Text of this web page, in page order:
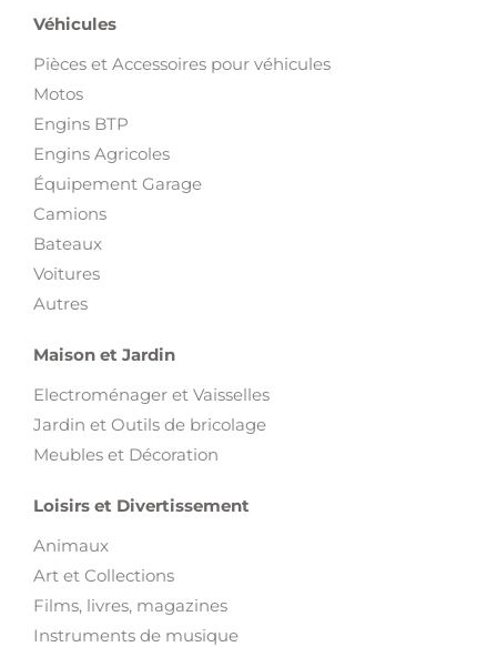
Véhicules
Pièces et Accessoires pour véhicules
Motos
Engins BTP
Engins Agricoles
Équipement Garage
Camions
Bateaux
Voitures
Autres
Maison et Jardin
Electroménager et Vaisselles
Jardin et Outils de bricolage
Meubles et Décoration
Loisirs et Divertissement
Animaux
Art et Collections
Films, livres, magazines
Instruments de musique